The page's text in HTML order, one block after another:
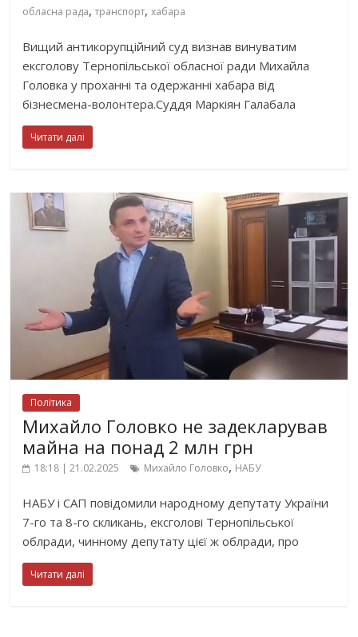
обласна рада,транспорт,хабара
Вищий антикорупційний суд визнав винуватим
ексголову Тернопільської обласної ради Михайла
Головка у проханні та одержанні хабара від
бізнесмена-волонтера.Суддя Маркіян Галабала
Читати далі
Політика
Михайло Головко не задекларував
майна на понад 2 млн грн
18:18 | 21.02.2025 Михайло Головко, НАБУ
НАБУ і САП повідомили народному депутату України
7-го та 8-го скликань, ексголові Тернопільської
облради, чинному депутату цієї ж облради, про
Читати далі